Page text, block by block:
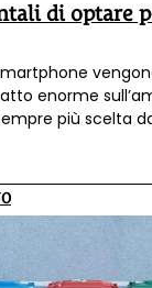
di optare
enorme
più scelta